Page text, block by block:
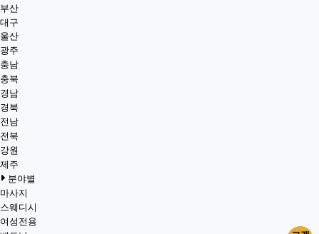
부산
대구
울산
광주
충남
충북
경남
경북
전남
전북
강원
제주
분야별
마사지
스웨디시
여성전용